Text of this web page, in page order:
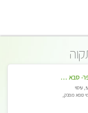
מעסה חדשה בכפר- סבא מוזמן לחוויה בלתי נשכחת!!!עיסוי מפנק ומקצועי ביותר במקום פרטי לחלוטין!
עיסוי
ספא מפנק,